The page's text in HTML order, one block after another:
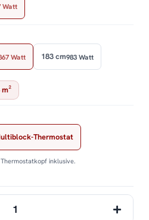
Watt
Watt 183 cm983 Watt
Thermostat
inklusive.